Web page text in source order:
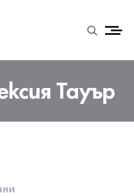
Тауър